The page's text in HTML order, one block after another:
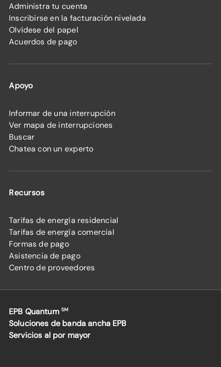
Administra tu cuenta
Inscribirse en la facturación nivelada
Olvídese del papel
Acuerdos de pago
Apoyo
Informar de una interrupción
Ver mapa de interrupciones
Buscar
Chatea con un experto
Recursos
Tarifas de energía residencial
Tarifas de energía comercial
Formas de pago
Asistencia de pago
Centro de proveedores
EPB Quantum SM
Soluciones de banda ancha EPB
Servicios al por mayor